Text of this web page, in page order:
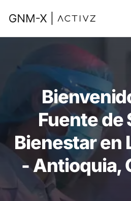
Fuente de
Bienestar en
- Antioquia,